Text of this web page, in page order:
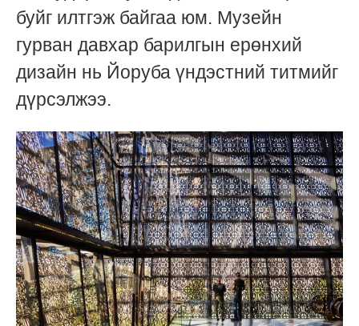
буйг илтгэж байгаа юм. Музейн
гурван давхар барилгын ерөнхий
дизайн нь Йоруба үндэстний титмийг
дүрсэлжээ.